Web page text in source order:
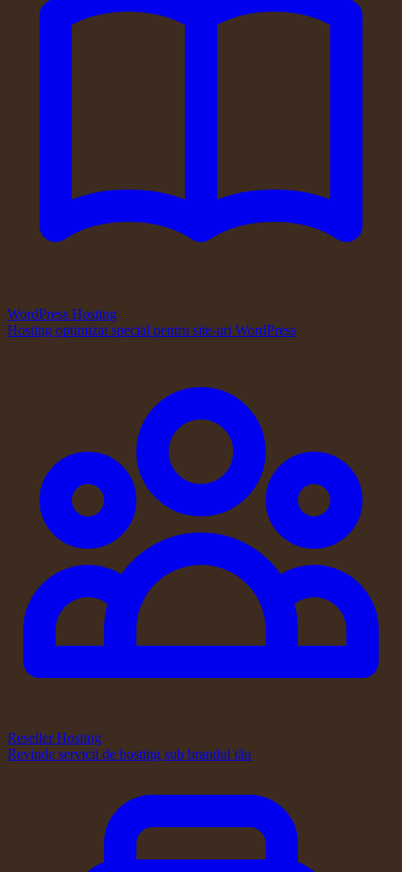
WordPress Hosting
Hosting optimizat special pentru site-uri WordPress
Reseller Hosting
Revinde servicii de hosting sub brandul tău